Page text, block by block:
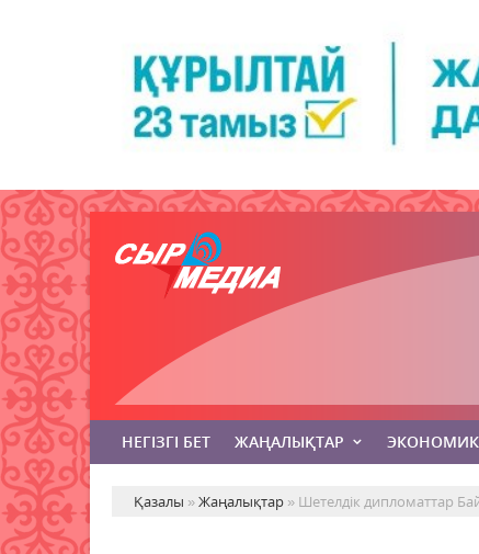
НЕГІЗГІ БЕТ ЖАҢАЛЫҚТАР
Қазалы »Жаңалықтар » Шетелдік дипломаттар